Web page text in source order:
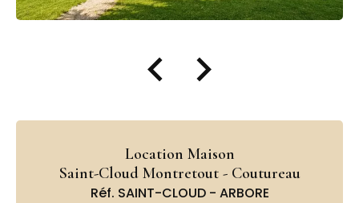
Location Maison
Saint-Cloud Montretout - Coutureau
Réf. SAINT-CLOUD - ARBORE